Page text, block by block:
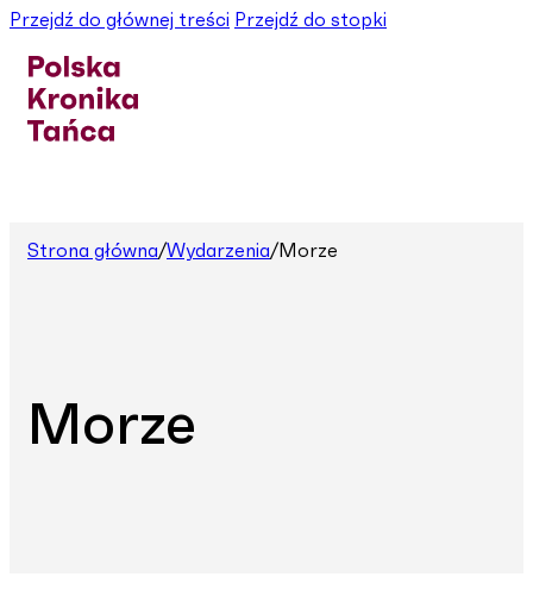
Przejdź do głównej treści Przejdź do stopki
Strona główna/Wydarzenia/Morze
Morze